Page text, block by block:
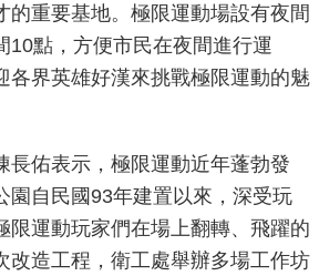
的重要基地。極限運動場設有夜間
10點，方便市民在夜間進行運
各界英雄好漢來挑戰極限運動的魅
長佑表示，極限運動近年蓬勃發
園自民國93年建置以來，深受玩
限運動玩家們在場上翻轉、飛躍的
改造工程，衛工處舉辦多場工作坊